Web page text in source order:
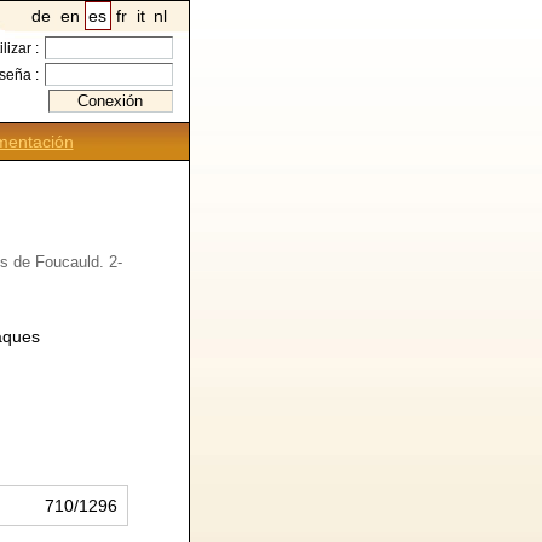
de en es fr it nl
:
:
de Foucauld. 2-
710/1296